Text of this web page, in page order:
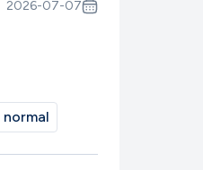
2026-07-07
normal